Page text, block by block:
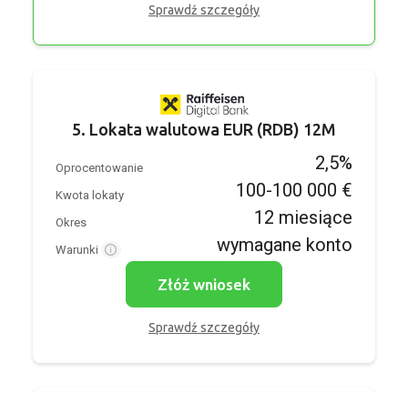
Sprawdź szczegóły
5. Lokata walutowa EUR (RDB) 12M
Oprocentowanie 2,5%
Kwota lokaty 100-100 000 €
Okres 12 miesiące
Warunki wymagane konto
Złóż wniosek
Sprawdź szczegóły